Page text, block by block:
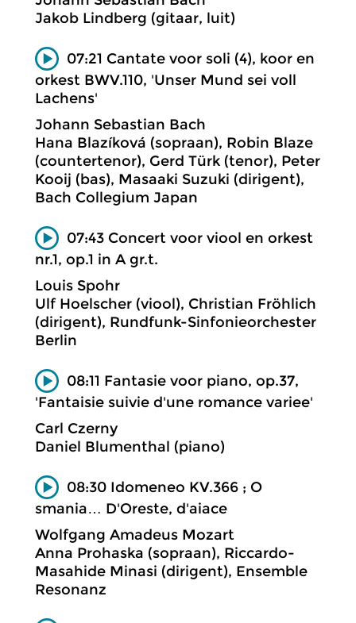
Jakob Lindberg (gitaar, luit)
07:21 Cantate voor soli (4), koor en
orkest BWV.110, 'Unser Mund sei voll
Lachens'
Johann Sebastian Bach
Hana Blazíková (sopraan), Robin Blaze
(countertenor), Gerd Türk (tenor), Peter
Kooij (bas), Masaaki Suzuki (dirigent),
Bach Collegium Japan
07:43 Concert voor viool en orkest
nr.1, op.1 in A gr.t.
Louis Spohr
Ulf Hoelscher (viool), Christian Fröhlich
(dirigent), Rundfunk-Sinfonieorchester
Berlin
08:11 Fantasie voor piano, op.37,
'Fantaisie suivie d'une romance variee'
Carl Czerny
Daniel Blumenthal (piano)
08:30 Idomeneo KV.366 ; O
smania… D'Oreste, d'aiace
Wolfgang Amadeus Mozart
Anna Prohaska (sopraan), Riccardo-
Masahide Minasi (dirigent), Ensemble
Resonanz